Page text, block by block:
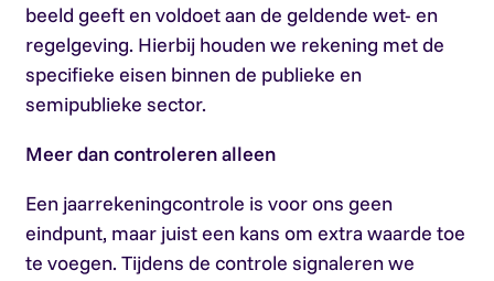
beeld geeft en voldoet aan de geldende wet- en
regelgeving. Hierbij houden we rekening met de
specifieke eisen binnen de publieke en
semipublieke sector.
Meer dan controleren alleen
Een jaarrekeningcontrole is voor ons geen
eindpunt, maar juist een kans om extra waarde toe
te voegen. Tijdens de controle signaleren we